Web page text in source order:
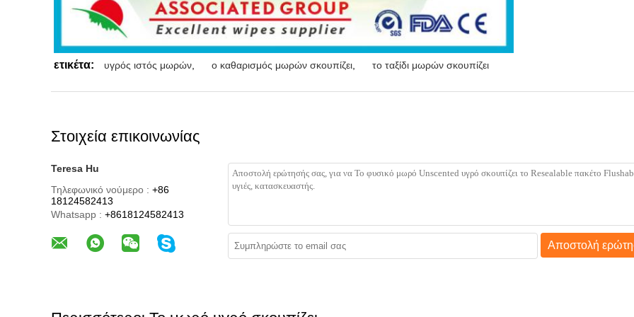
ετικέτα: υγρός ιστός μωρών ο καθαρισμός μωρών σκουπίζει το ταξίδι μωρών σκουπίζει
Στοιχεία επικοινωνίας
Teresa Hu
Τηλεφωνικό νούμερο : +86
18124582413
Whatsapp : +8618124582413
Αποστολή